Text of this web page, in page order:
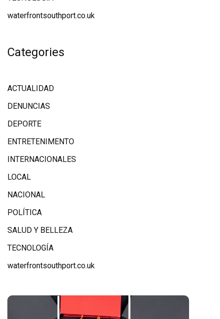
waterfrontsouthport.co.uk
Categories
ACTUALIDAD
DENUNCIAS
DEPORTE
ENTRETENIMENTO
INTERNACIONALES
LOCAL
NACIONAL
POLÍTICA
SALUD Y BELLEZA
TECNOLOGÍA
waterfrontsouthport.co.uk